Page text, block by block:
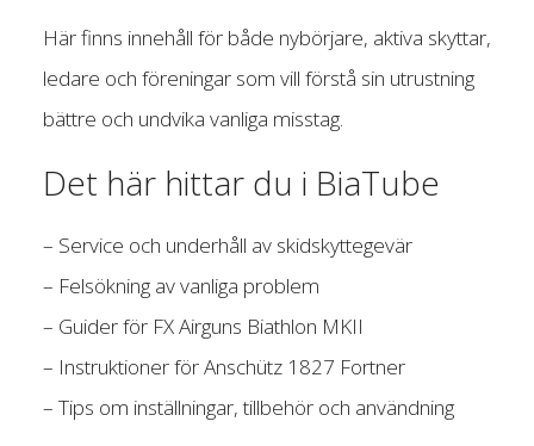
Här finns innehåll för både nybörjare, aktiva skyttar,
ledare och föreningar som vill förstå sin utrustning
bättre och undvika vanliga misstag.
Det här hittar du i BiaTube
– Service och underhåll av skidskyttegevär
– Felsökning av vanliga problem
– Guider för FX Airguns Biathlon MKII
– Instruktioner för Anschütz 1827 Fortner
– Tips om inställningar, tillbehör och användning